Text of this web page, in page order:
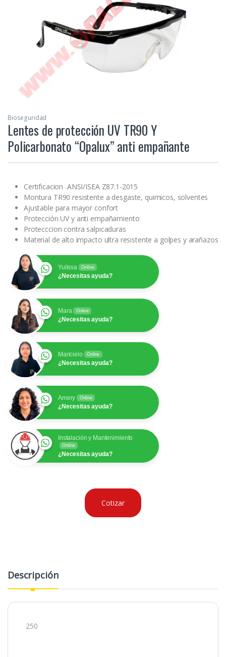
Bioseguridad
Lentes de protección UV TR90 Y
Policarbonato “Opalux” anti empañante
Certificacion ANSI/ISEA Z87.1-2015
Montura TR90 resistente a desgaste, quimicos, solventes
Ajustable para mayor confort
Protección UV y anti empañamiento
Protecccion contra salpicaduras
Material de alto impacto ultra resistente a golpes y arañazos
Yulissa Online
¿Necesitas ayuda?
Mara Online
¿Necesitas ayuda?
Maricielo Online
¿Necesitas ayuda?
Amery Online
¿Necesitas ayuda?
Instalación y Mantenimiento
Online
¿Necesitas ayuda?
Cotizar
Descripción
250